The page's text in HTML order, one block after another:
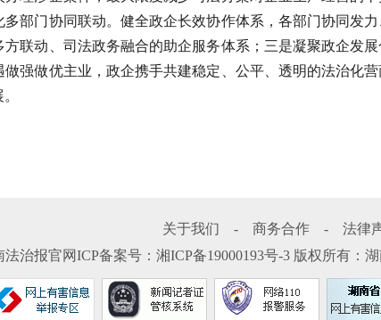
部门协同联动。健全政企长效协作体系，各部门协同发
联动、司法政务融合的助企服务体系；三是凝聚政企发
强做优主业，政企携手共建稳定、公平、透明的法治化
关于我们 - 商务合作 - 法律
法治报官网ICP备案号： 湘ICP备19000193号-3 版权所有：